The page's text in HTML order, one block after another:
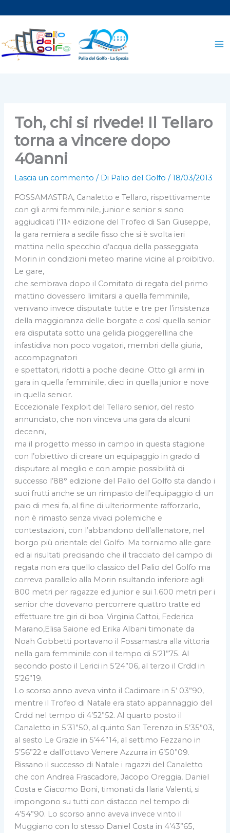
al
contenuto
Toh, chi si rivede! Il Tellaro
torna a vincere dopo
40anni
Lascia un commento / Di Palio del Golfo /18/03/2013
FOSSAMASTRA, Canaletto e Tellaro, rispettivamente
con gli armi femminile, junior e senior si sono
aggiudicati l’11^ edizione del Trofeo di San Giuseppe,
la gara remiera a sedile fisso che si è svolta ieri
mattina nello specchio d’acqua della passeggiata
Morin in condizioni meteo marine vicine al proibitivo.
Le gare,
che sembrava dopo il Comitato di regata del primo
mattino dovessero limitarsi a quella femminile,
venivano invece disputate tutte e tre per l’insistenza
della maggioranza delle borgate e così quella senior
era disputata sotto una gelida pioggerellina che
infastidiva non poco vogatori, membri della giuria,
accompagnatori
e spettatori, ridotti a poche decine. Otto gli armi in
gara in quella femminile, dieci in quella junior e nove
in quella senior.
Eccezionale l’exploit del Tellaro senior, del resto
annunciato, che non vinceva una gara da alcuni
decenni,
ma il progetto messo in campo in questa stagione
con l’obiettivo di creare un equipaggio in grado di
disputare al meglio e con ampie possibilità di
successo l’88° edizione del Palio del Golfo sta dando i
suoi frutti anche se un rimpasto dell’equipaggio di un
paio di mesi fa, al fine di ulteriormente rafforzarlo,
non è rimasto senza vivaci polemiche e
contestazioni, con l’abbandono dell’allenatore, nel
borgo più orientale del Golfo. Ma torniamo alle gare
ed ai risultati precisando che il tracciato del campo di
regata non era quello classico del Palio del Golfo ma
correva parallelo alla Morin risultando inferiore agli
800 metri per ragazze ed junior e sui 1.600 metri per i
senior che dovevano percorrere quattro tratte ed
effettuare tre giri di boa. Virginia Cattoi, Federica
Marano,Elisa Saione ed Erika Albani timonate da
Noah Gobbetti portavano il Fossamastra alla vittoria
nella gara femminile con il tempo di 5’21”75. Al
secondo posto il Lerici in 5’24”06, al terzo il Crdd in
5’26”19.
Lo scorso anno aveva vinto il Cadimare in 5’ 03”90,
mentre il Trofeo di Natale era stato appannaggio del
Crdd nel tempo di 4’52”52. Al quarto posto il
Canaletto in 5’31”50, al quinto San Terenzo in 5’35”03,
al sesto Le Grazie in 5’44”14, al settimo Fezzano in
5’56”22 e dall’ottavo Venere Azzurra in 6’50”09.
Bissano il successo di Natale i ragazzi del Canaletto
che con Andrea Frascadore, Jacopo Oreggia, Daniel
Costa e Giacomo Boni, timonati da Ilaria Valenti, si
impongono su tutti con distacco nel tempo di
4’54”90. Lo scorso anno aveva invece vinto il
Muggiano con lo stesso Daniel Costa in 4’43”65,